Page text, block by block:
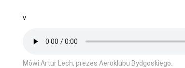
v
Mówi Artur Lech, prezes Aeroklubu Bydgoskiego.